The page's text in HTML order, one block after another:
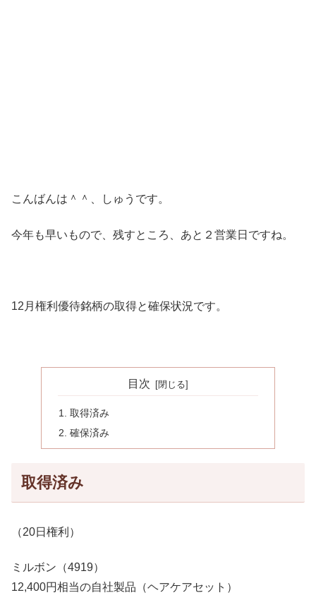
こんばんは＾＾、しゅうです。
今年も早いもので、残すところ、あと２営業日ですね。
12月権利優待銘柄の取得と確保状況です。
目次
取得済み
確保済み
取得済み
（20日権利）
ミルボン（4919）
12,400円相当の自社製品（ヘアケアセット）